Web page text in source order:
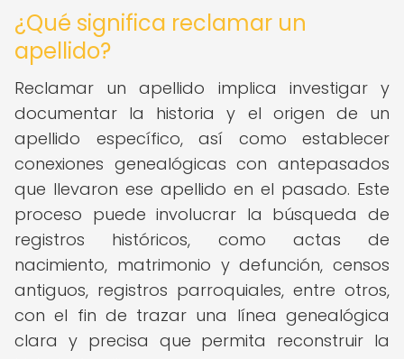
¿Qué significa reclamar un
apellido?
Reclamar un apellido implica investigar y
documentar la historia y el origen de un
apellido específico, así como establecer
conexiones genealógicas con antepasados
que llevaron ese apellido en el pasado. Este
proceso puede involucrar la búsqueda de
registros históricos, como actas de
nacimiento, matrimonio y defunción, censos
antiguos, registros parroquiales, entre otros,
con el fin de trazar una línea genealógica
clara y precisa que permita reconstruir la